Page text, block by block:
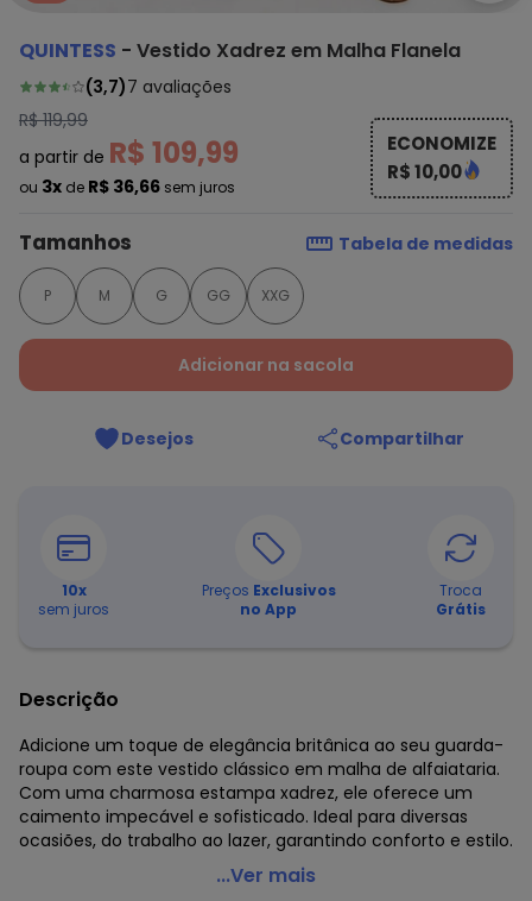
QUINTESS - Vestido Xadrez em Malha Flanela
(3,7)7 avaliações
R$ 119,99
a partir de R$ 109,99
ou 3x de R$ 36,66 sem juros
ECONOMIZE
R$ 10,00
Tamanhos Tabela de medidas
P M G GG XXG
Adicionar na sacola
Desejos Compartilhar
10x
sem juros
Preços Exclusivos
no App
Troca
Grátis
Descrição
Adicione um toque de elegância britânica ao seu guarda-
roupa com este vestido clássico em malha de alfaiataria.
Com uma charmosa estampa xadrez, ele oferece um
caimento impecável e sofisticado. Ideal para diversas
ocasiões, do trabalho ao lazer, garantindo conforto e estilo.
Quintess - Vestido Xadrez em Malha Flanela
...Ver mais